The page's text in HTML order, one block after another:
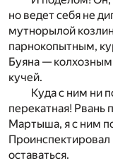
но ведет себя не
мутнорылой
парнокопытным,
Буяна —
кучей.
Куда с ним ни
перекатная! Рвань
Мартыша, я с ним
Проинспектировал
оставаться.